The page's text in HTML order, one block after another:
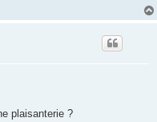
plaisanterie ?